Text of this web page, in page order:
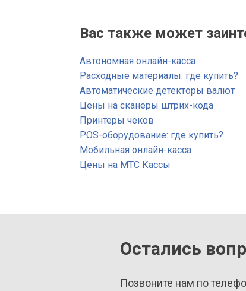
Вас также может
Автономная онлайн-касса
Расходные материалы: где купить?
Автоматические детекторы валют
Цены на сканеры штрих-кода
Принтеры чеков
POS-оборудование: где купить?
Мобильная онлайн-касса
Цены на МТС Кассы
Остались
Позвоните нам по